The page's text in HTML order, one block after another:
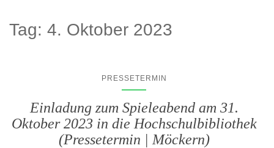
Tag: 4. Oktober 2023
PRESSETERMIN
Einladung zum Spieleabend am 31.
Oktober 2023 in die Hochschulbibliothek
(Pressetermin | Möckern)